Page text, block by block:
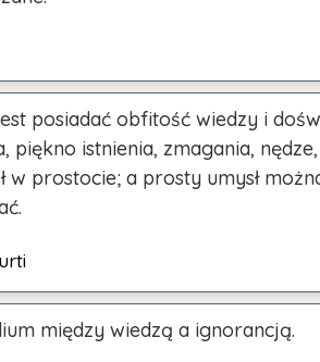
posiadać obfitość wiedzy i
piękno istnienia, zmagania,
w prostocie; a prosty umysł
między wiedzą a ignorancją.